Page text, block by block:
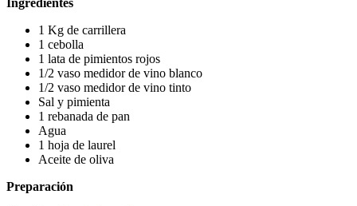
Ingredientes
1 Kg de carrillera
1 cebolla
1 lata de pimientos rojos
1/2 vaso medidor de vino blanco
1/2 vaso medidor de vino tinto
Sal y pimienta
1 rebanada de pan
Agua
1 hoja de laurel
Aceite de oliva
Preparación